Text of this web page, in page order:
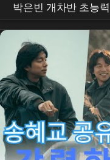
박은빈 개차반 초능
년 상반기 몰아보기